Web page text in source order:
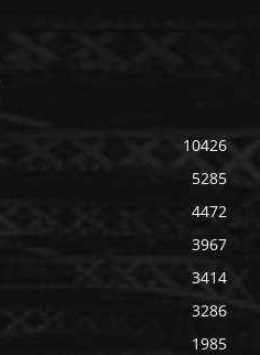
10426
5285
4472
3967
3414
3286
1985